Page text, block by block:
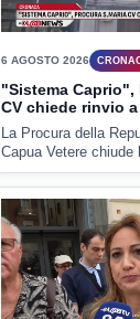
6 AGOSTO 2026
"Sistema Caprio",
CV chiede rinvio
La Procura della
Capua Vetere chiude